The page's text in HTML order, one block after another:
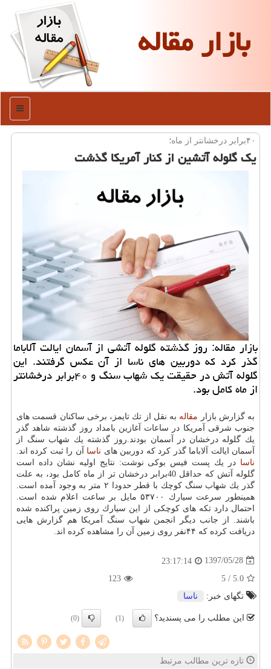
بازار مقاله
منو
۴۰برابر درخشانتر از ماه؛
یك گلوله آتشین از كنار آمریكا گذشت
بازار مقاله: روز گذشته گلوله آتشی از آسمان ایالت آلاباما
گذر كرد كه دوربین های ناسا از آن عكس گرفتند. این
گلوله آتش در حقیقت یك شهاب سنگ و ۴۰برابر درخشانتر
از ماه كامل بود.
به گزارش بازار مقاله به نقل از تك تایمز، برخی ساكنان قسمت های
جنوب شرقی آمریكا در ساعات آغازین بامداد روز گذشته شاهد گذر
یك گلوله درخشان در آسمان بودند.روز گذشته یك شهاب سنگ از
آسمان ایالت آلاباما گذر كرد كه دوربین های ناسا آن را ثبت كرده اند.
ناسا در یك پست فیس بوكی نوشت: نتایج اولیه نشان داده است
گلوله آتش كه حداقل 40برابر درخشان تر از ماه كامل بود، به علت
گذر یك شهاب سنگ كوچك با قطر حدودا ۲ متر به وجود آمده است.
همینطور سرعت سیارك ۵۳۷۰۰ مایل بر ساعت اعلام شده است.
احتمال دارد تكه های كوچكی از این سیارك روی زمین پراكنده شده
باشند. از جانب دیگر انجمن شهاب سنگ آمریكا هم گزارش هایی
دریافت كرده كه ۴۴نفر روی زمین آن را مشاهده كرده اند.
1397/05/28
23:17:14
5.0
/ 5
123
تگهای خبر:
ناسا
این مطلب را می پسندید؟ (1)
(0)
تازه ترین مطالب مرتبط